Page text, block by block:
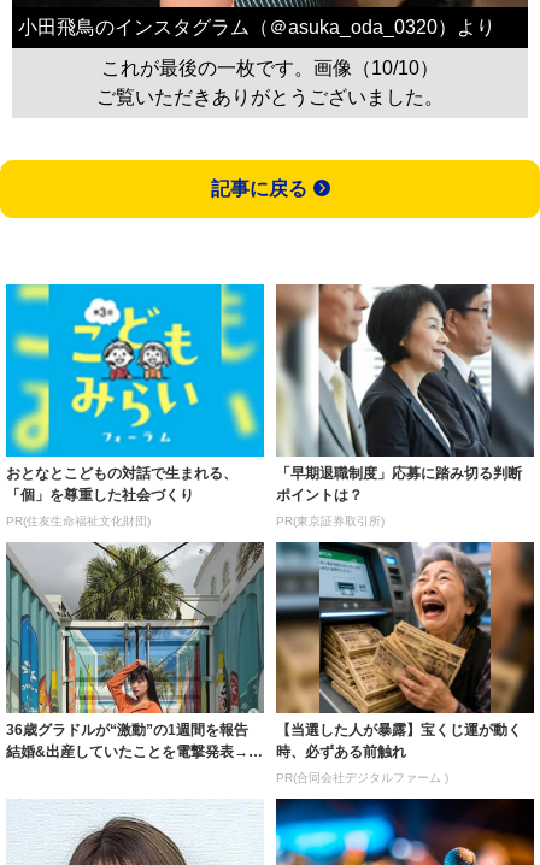
小田飛鳥のインスタグラム（＠asuka_oda_0320）より
これが最後の一枚です。画像（10/10）
ご覧いただきありがとうございました。
記事に戻る
おとなとこどもの対話で生まれる、
「個」を尊重した社会づくり
PR(住友生命福祉文化財団)
「早期退職制度」応募に踏み切る判断
ポイントは？
PR(東京証券取引所)
36歳グラドルが“激動”の1週間を報告
結婚&出産していたことを電撃発表→事
【当選した人が暴露】宝くじ運が動く
時、必ずある前触れ
PR(合同会社デジタルファーム )